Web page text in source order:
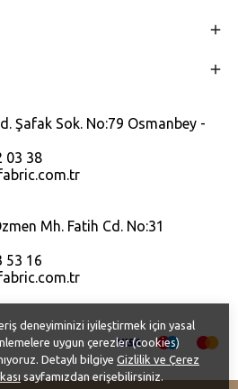
deneyiminizi iyileştirmek için yasal
uygun çerezler (cookies)
Detaylı bilgiye Gizlilik ve Çerez
sayfamızdan erişebilirsiniz.
Şafak Sok. No:79 Osmanbey -
03 38
Mh. Fatih Cd. No:31
53 16